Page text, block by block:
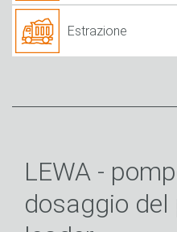
Estrazione
LEWA -
dosaggio